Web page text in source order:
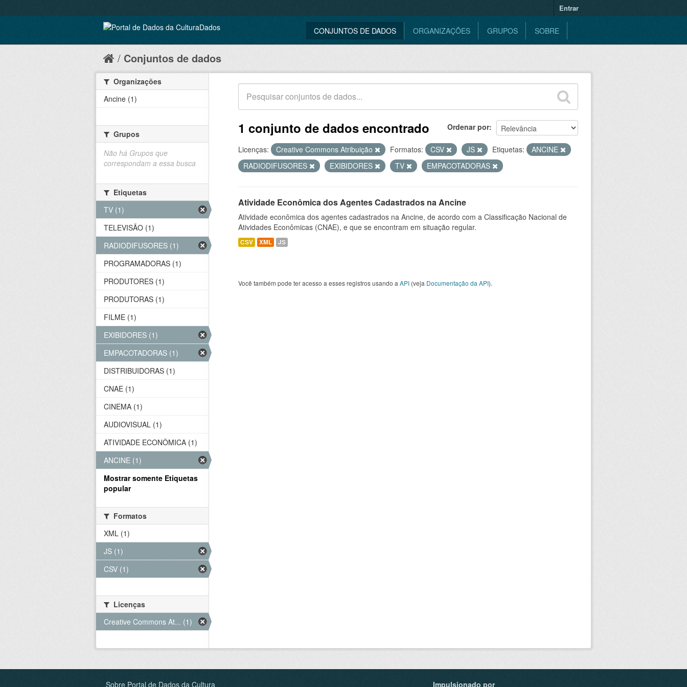
Entrar
CONJUNTOS DE DADOS ORGANIZAÇÕES GRUPOS SOBRE
Conjuntos de dados
Ordenar por
1 conjunto de dados encontrado
Licenças: Creative Commons Atribuição Formatos: CSV JS Etiquetas:
ANCINE
RADIODIFUSORES
EXIBIDORES TV EMPACOTADORAS
Atividade Econômica dos Agentes Cadastrados na Ancine
Atividade econômica dos agentes cadastrados na Ancine, de acordo com a Classificação Nacional de
Atividades Econômicas (CNAE), e que se encontram em situação regular.
CSV XML JS
Você também pode ter acesso a esses registros usando a API (veja Documentação da API).
Organizações
Ancine (1)
Grupos
Não há Grupos que
correspondam a essa busca
Etiquetas
TV (1)
TELEVISÃO (1)
RADIODIFUSORES (1)
PROGRAMADORAS (1)
PRODUTORES (1)
PRODUTORAS (1)
FILME (1)
EXIBIDORES (1)
EMPACOTADORAS (1)
DISTRIBUIDORAS (1)
CNAE (1)
CINEMA (1)
AUDIOVISUAL (1)
ATIVIDADE ECONÔMICA (1)
ANCINE (1)
Mostrar somente Etiquetas
popular
Formatos
XML (1)
JS (1)
CSV (1)
Licenças
Creative Commons At... (1)
Sobre Portal de Dados da Cultura Impulsionado por